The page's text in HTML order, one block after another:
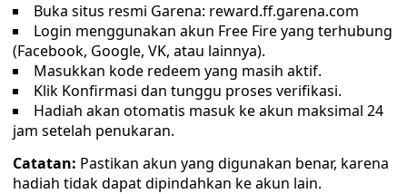
Buka situs resmi Garena: reward.ff.garena.com
Login menggunakan akun Free Fire yang terhubung
(Facebook, Google, VK, atau lainnya).
Masukkan kode redeem yang masih aktif.
Klik Konfirmasi dan tunggu proses verifikasi.
Hadiah akan otomatis masuk ke akun maksimal 24
jam setelah penukaran.
Catatan: Pastikan akun yang digunakan benar, karena
hadiah tidak dapat dipindahkan ke akun lain.